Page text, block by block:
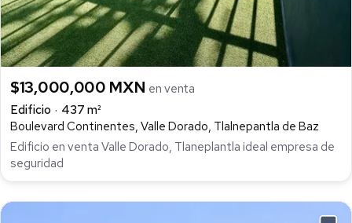
$13,000,000 MXN en venta
Edificio
437 m²
Boulevard Continentes, Valle Dorado, Tlalnepantla de Baz
Edificio en venta Valle Dorado, Tlaneplantla ideal empresa de
seguridad